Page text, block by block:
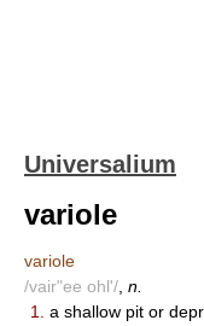
Universalium
variole
variole
/vair"ee ohl'/ n.
1.
a shallow pit or